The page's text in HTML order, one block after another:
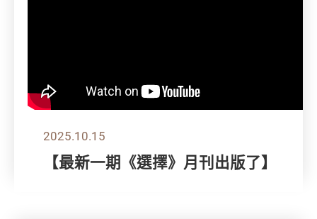
2025.10.15
【最新一期《選擇》月刊出版了】